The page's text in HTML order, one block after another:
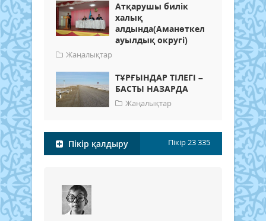
Атқарушы билік
халық
алдында(Аманөткел
ауылдық округі)
Жаңалықтар
ТҰРҒЫНДАР ТІЛЕГІ –
БАСТЫ НАЗАРДА
Жаңалықтар
Пікір қалдыру Пікір23 335